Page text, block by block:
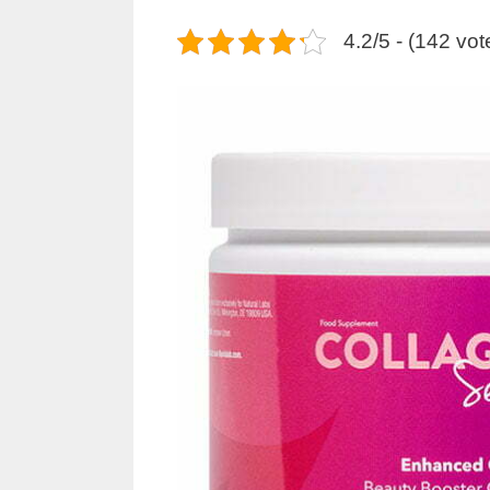
4.2/5 - (142